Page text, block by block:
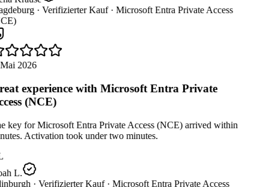
· Verifizierter Kauf · Microsoft Entra Private Access
2026
experience with Microsoft Entra Private
(NCE)
key for Microsoft Entra Private Access (NCE) arrived within
Activation took under two minutes.
L.
· Verifizierter Kauf · Microsoft Entra Private Access